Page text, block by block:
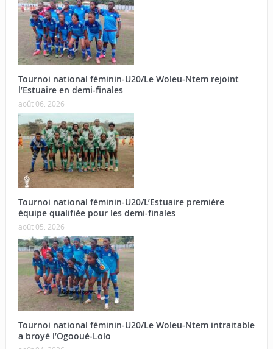
Tournoi national féminin-U20/Le Woleu-Ntem rejoint
l’Estuaire en demi-finales
août 06, 2026
Tournoi national féminin-U20/L’Estuaire première
équipe qualifiée pour les demi-finales
août 05, 2026
Tournoi national féminin-U20/Le Woleu-Ntem intraitable
a broyé l’Ogooué-Lolo